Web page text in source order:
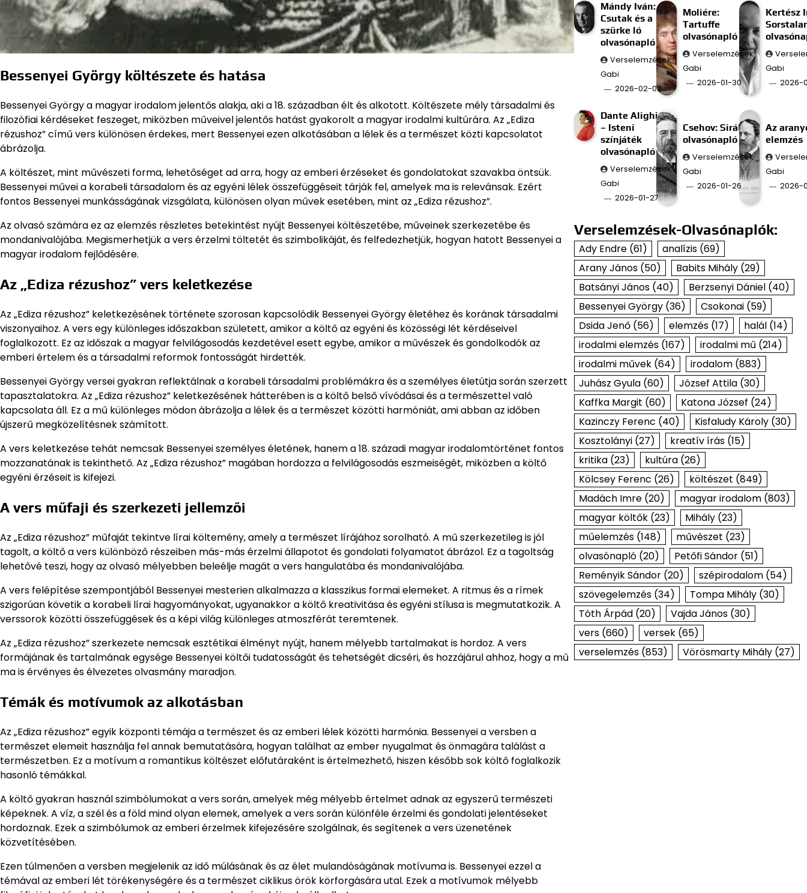
Bessenyei György költészete és hatása
Bessenyei György a magyar irodalom jelentős alakja, aki a 18. században élt és alkotott. Költészete mély társadalmi és
filozófiai kérdéseket feszeget, miközben műveivel jelentős hatást gyakorolt a magyar irodalmi kultúrára. Az „Ediza
rézushoz” című vers különösen érdekes, mert Bessenyei ezen alkotásában a lélek és a természet közti kapcsolatot
ábrázolja.
A költészet, mint művészeti forma, lehetőséget ad arra, hogy az emberi érzéseket és gondolatokat szavakba öntsük.
Bessenyei művei a korabeli társadalom és az egyéni lélek összefüggéseit tárják fel, amelyek ma is relevánsak. Ezért
fontos Bessenyei munkásságának vizsgálata, különösen olyan művek esetében, mint az „Ediza rézushoz”.
Az olvasó számára ez az elemzés részletes betekintést nyújt Bessenyei költészetébe, műveinek szerkezetébe és
mondanivalójába. Megismerhetjük a vers érzelmi töltetét és szimbolikáját, és felfedezhetjük, hogyan hatott Bessenyei a
magyar irodalom fejlődésére.
Az „Ediza rézushoz” vers keletkezése
Az „Ediza rézushoz” keletkezésének története szorosan kapcsolódik Bessenyei György életéhez és korának társadalmi
viszonyaihoz. A vers egy különleges időszakban született, amikor a költő az egyéni és közösségi lét kérdéseivel
foglalkozott. Ez az időszak a magyar felvilágosodás kezdetével esett egybe, amikor a művészek és gondolkodók az
emberi értelem és a társadalmi reformok fontosságát hirdették.
Bessenyei György versei gyakran reflektálnak a korabeli társadalmi problémákra és a személyes életútja során szerzett
tapasztalatokra. Az „Ediza rézushoz” keletkezésének hátterében is a költő belső vívódásai és a természettel való
kapcsolata áll. Ez a mű különleges módon ábrázolja a lélek és a természet közötti harmóniát, ami abban az időben
újszerű megközelítésnek számított.
A vers keletkezése tehát nemcsak Bessenyei személyes életének, hanem a 18. századi magyar irodalomtörténet fontos
mozzanatának is tekinthető. Az „Ediza rézushoz” magában hordozza a felvilágosodás eszmeiségét, miközben a költő
egyéni érzéseit is kifejezi.
A vers műfaji és szerkezeti jellemzői
Az „Ediza rézushoz” műfaját tekintve lírai költemény, amely a természet lírájához sorolható. A mű szerkezetileg is jól
tagolt, a költő a vers különböző részeiben más-más érzelmi állapotot és gondolati folyamatot ábrázol. Ez a tagoltság
lehetővé teszi, hogy az olvasó mélyebben beleélje magát a vers hangulatába és mondanivalójába.
A vers felépítése szempontjából Bessenyei mesterien alkalmazza a klasszikus formai elemeket. A ritmus és a rímek
szigorúan követik a korabeli lírai hagyományokat, ugyanakkor a költő kreativitása és egyéni stílusa is megmutatkozik. A
verssorok közötti összefüggések és a képi világ különleges atmoszférát teremtenek.
Az „Ediza rézushoz” szerkezete nemcsak esztétikai élményt nyújt, hanem mélyebb tartalmakat is hordoz. A vers
formájának és tartalmának egysége Bessenyei költői tudatosságát és tehetségét dicséri, és hozzájárul ahhoz, hogy a mű
ma is érvényes és élvezetes olvasmány maradjon.
Témák és motívumok az alkotásban
Az „Ediza rézushoz” egyik központi témája a természet és az emberi lélek közötti harmónia. Bessenyei a versben a
természet elemeit használja fel annak bemutatására, hogyan találhat az ember nyugalmat és önmagára találást a
természetben. Ez a motívum a romantikus költészet előfutáraként is értelmezhető, hiszen később sok költő foglalkozik
hasonló témákkal.
A költő gyakran használ szimbólumokat a vers során, amelyek még mélyebb értelmet adnak az egyszerű természeti
képeknek. A víz, a szél és a föld mind olyan elemek, amelyek a vers során különféle érzelmi és gondolati jelentéseket
hordoznak. Ezek a szimbólumok az emberi érzelmek kifejezésére szolgálnak, és segítenek a vers üzenetének
közvetítésében.
Ezen túlmenően a versben megjelenik az idő múlásának és az élet mulandóságának motívuma is. Bessenyei ezzel a
témával az emberi lét törékenységére és a természet ciklikus örök körforgására utal. Ezek a motívumok mélyebb
Mándy Iván:
Csutak és a
szürke ló
olvasónapló
Verselemzések
Gabi
2026-02-02
Moliére:
Tartuffe
olvasónapló
Verselemzések
Gabi
2026-01-30
Kertész
Gabi
2026-
Dante Alighieri
– Isteni
színjáték
olvasónapló
Verselemzések
Gabi
2026-01-27
Csehov: Sirály
olvasónapló
Verselemzések
Gabi
2026-01-26
Az
elemzés
Gabi
2026-
Verselemzések-Olvasónaplók:
Ady Endre(61) analízis(69)
Arany János(50) Babits Mihály(29)
Batsányi János(40) Berzsenyi Dániel(40)
Bessenyei György(36) Csokonai(59)
Dsida Jenő(56) elemzés(17) halál(14)
irodalmi elemzés(167) irodalmi mű (214)
irodalmi művek(64) irodalom(883)
Juhász Gyula(60) József Attila(30)
Kaffka Margit (60) Katona József (24)
Kazinczy Ferenc (40) Kisfaludy Károly(30)
Kosztolányi(27) kreatív írás(15)
kritika(23) kultúra(26)
Kölcsey Ferenc (26) költészet (849)
Madách Imre(20) magyar irodalom(803)
magyar költők(23) Mihály(23)
műelemzés(148) művészet (23)
olvasónapló(20) Petőfi Sándor(51)
Reményik Sándor(20) szépirodalom(54)
szövegelemzés(34) Tompa Mihály(30)
Tóth Árpád(20) Vajda János(30)
vers(660) versek(65)
verselemzés(853) Vörösmarty Mihály(27)